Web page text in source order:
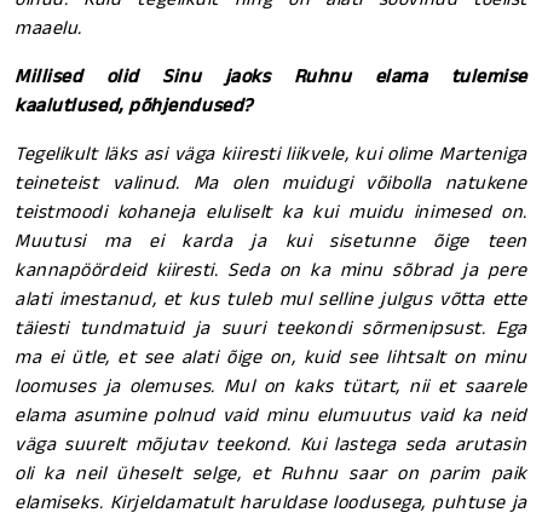
maaelu.
Millised olid Sinu jaoks Ruhnu elama tulemise
kaalutlused, põhjendused?
Tegelikult läks asi väga kiiresti liikvele, kui olime Marteniga
teineteist valinud. Ma olen muidugi võibolla natukene
teistmoodi kohaneja eluliselt ka kui muidu inimesed on.
Muutusi ma ei karda ja kui sisetunne õige teen
kannapöördeid kiiresti. Seda on ka minu sõbrad ja pere
alati imestanud, et kus tuleb mul selline julgus võtta ette
täiesti tundmatuid ja suuri teekondi sõrmenipsust. Ega
ma ei ütle, et see alati õige on, kuid see lihtsalt on minu
loomuses ja olemuses. Mul on kaks tütart, nii et saarele
elama asumine polnud vaid minu elumuutus vaid ka neid
väga suurelt mõjutav teekond. Kui lastega seda arutasin
oli ka neil üheselt selge, et Ruhnu saar on parim paik
elamiseks. Kirjeldamatult haruldase loodusega, puhtuse ja